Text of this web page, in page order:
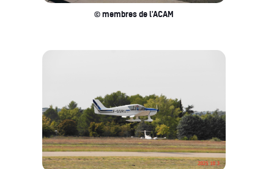
© membres de l'ACAM